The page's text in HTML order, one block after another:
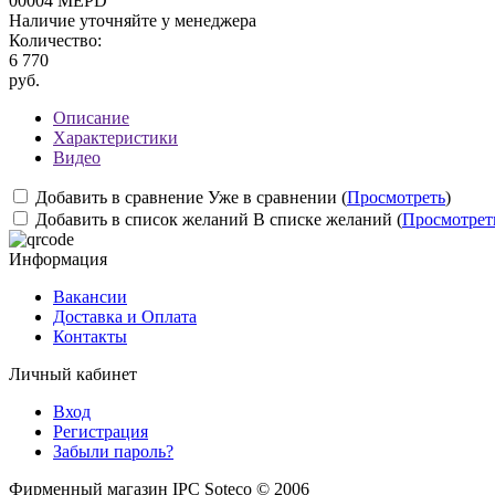
Наличие уточняйте у менеджера
Количество:
6 770
руб.
Описание
Характеристики
Видео
Добавить в сравнение Уже в сравнении (Просмотреть)
Добавить в список желаний В списке желаний (
Информация
Вакансии
Доставка и Оплата
Контакты
Личный кабинет
Вход
Регистрация
Забыли пароль?
Фирменный магазин IPC Soteco © 2006